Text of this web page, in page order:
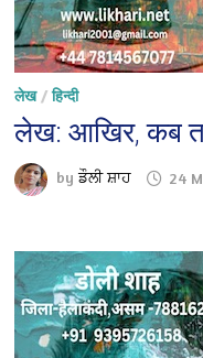
लेख/हिन्दी
लेख: आखिर, कब
byਡੌਲੀ ਸ਼ਾਹ 24